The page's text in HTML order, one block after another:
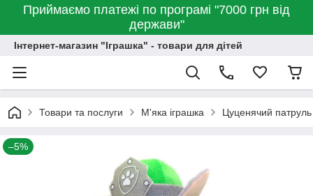
Приймаємо платежі по програмі "7000 грн від
держави"
Інтернет-магазин "Іграшка" - товари для дітей
Товари та послуги М'яка іграшка Цуценячий патруль
–5%